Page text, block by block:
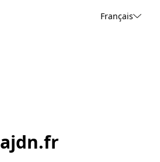
Français
ajdn.fr